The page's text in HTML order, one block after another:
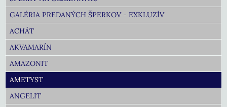
GALÉRIA PREDANÝCH ŠPERKOV - EXKLUZÍV
ACHÁT
AKVAMARÍN
AMAZONIT
AMETYST
ANGELIT